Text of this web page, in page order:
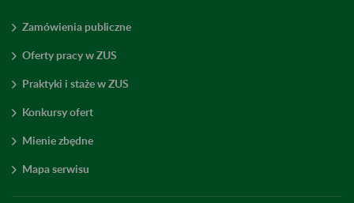
Zamówienia publiczne
Oferty pracy w ZUS
Praktyki i staże w ZUS
Konkursy ofert
Mienie zbędne
Mapa serwisu